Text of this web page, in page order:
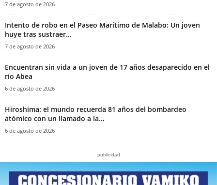
7 de agosto de 2026
Intento de robo en el Paseo Marítimo de Malabo: Un joven
huye tras sustraer...
7 de agosto de 2026
Encuentran sin vida a un joven de 17 años desaparecido en el
río Abea
6 de agosto de 2026
Hiroshima: el mundo recuerda 81 años del bombardeo
atómico con un llamado a la...
6 de agosto de 2026
publicidad